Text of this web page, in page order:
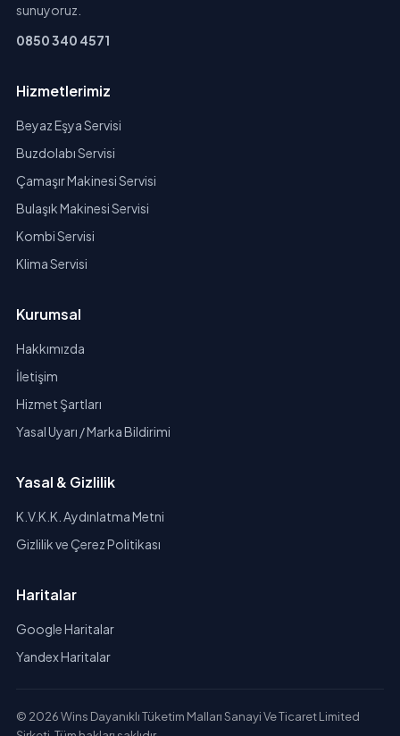
sunuyoruz.
0850 340 4571
Hizmetlerimiz
Beyaz Eşya Servisi
Buzdolabı Servisi
Çamaşır Makinesi Servisi
Bulaşık Makinesi Servisi
Kombi Servisi
Klima Servisi
Kurumsal
Hakkımızda
İletişim
Hizmet Şartları
Yasal Uyarı / Marka Bildirimi
Yasal & Gizlilik
K.V.K.K. Aydınlatma Metni
Gizlilik ve Çerez Politikası
Haritalar
Google Haritalar
Yandex Haritalar
© 2026 Wins Dayanıklı Tüketim Malları Sanayi Ve Ticaret Limited